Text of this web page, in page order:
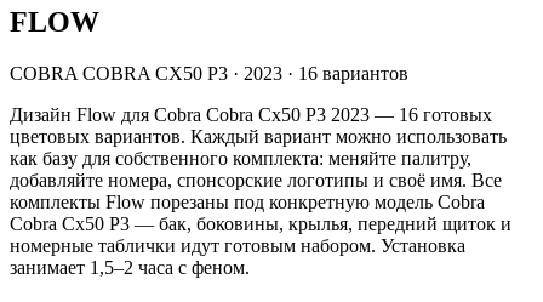
FLOW
COBRA COBRA CX50 P3 · 2023 · 16 вариантов
Дизайн Flow для Cobra Cobra Cx50 P3 2023 — 16 готовых
цветовых вариантов. Каждый вариант можно использовать
как базу для собственного комплекта: меняйте палитру,
добавляйте номера, спонсорские логотипы и своё имя. Все
комплекты Flow порезаны под конкретную модель Cobra
Cobra Cx50 P3 — бак, боковины, крылья, передний щиток и
номерные таблички идут готовым набором. Установка
занимает 1,5–2 часа с феном.